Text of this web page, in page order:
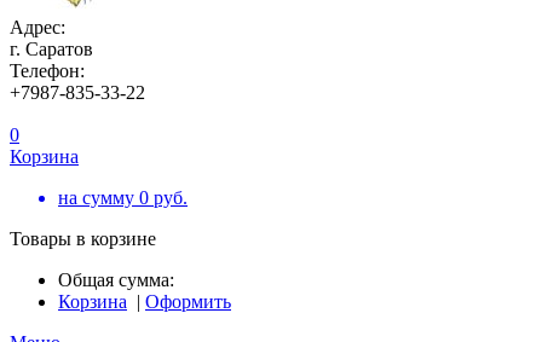
Адрес:
г. Саратов
Телефон:
+7987-835-33-22
0
Корзина
на сумму 0 руб.
Товары в корзине
Общая сумма:
Корзина | Оформить